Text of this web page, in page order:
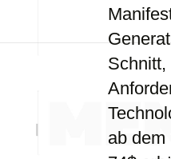
Schnitt,
ab dem